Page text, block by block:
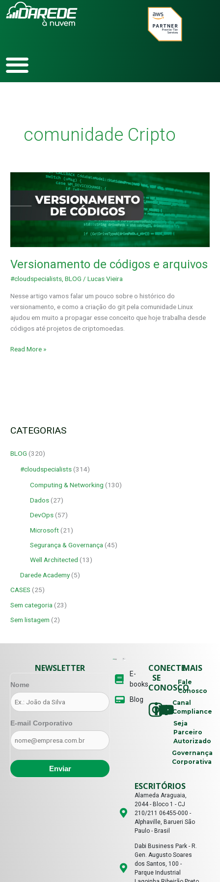
para
comunidade Cripto
Versionamento de códigos e arquivos
#cloudspecialists ,BLOG /Lucas Vieira
Nesse artigo vamos falar um pouco sobre o histórico do
versionamento, e como a criação do git pela comunidade Linux
ajudou em muito a propagar esse conceito que hoje trabalha desde
códigos até projetos de criptomoedas.
Versionamento
arquivos
Read More »
CATEGORIAS
BLOG (320)
#cloudspecialists (314)
Computing & Networking (130)
Dados (27)
DevOps (57)
Microsoft (21)
Segurança & Governança (45)
Well Architected (13)
Darede Academy(5)
CASES (25)
Sem categoria (23)
Sem listagem (2)
E-
books
Blog
CONECTE-
SE
CONOSCO
MAIS
Fale
Conosco
Canal
Compliance
Seja
Parceiro
Autorizado
Governança
Corporativa
ESCRITÓRIOS
Alameda Araguaia,
2044 - Bloco 1 - CJ
210/211 06455-000 -
Alphaville, Barueri São
Paulo - Brasil
Dabi Business Park - R.
Gen. Augusto Soares
dos Santos, 100 -
Parque Industrial
NEWSLETTER
Nome
E-mail Corporativo